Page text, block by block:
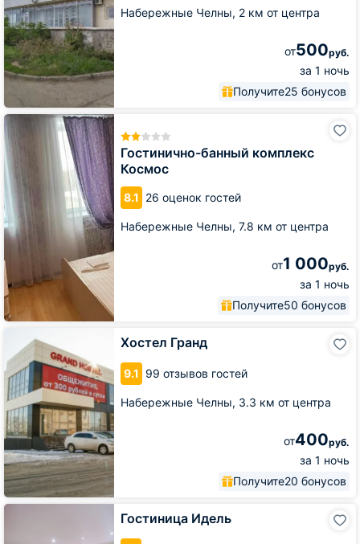
Набережные Челны, 2 км от центра
от500руб.
за 1 ночь
Получите25 бонусов
Гостинично-банный комплекс
Космос
8.1 26 оценок гостей
Набережные Челны, 7.8 км от центра
от1 000руб.
за 1 ночь
Получите50 бонусов
Гостинично-
банный
комплекс
Космос
Хостел Гранд
9.1 99 отзывов гостей
Набережные Челны, 3.3 км от центра
от400руб.
за 1 ночь
Получите20 бонусов
Гранд
Гостиница Идель
Гостиница